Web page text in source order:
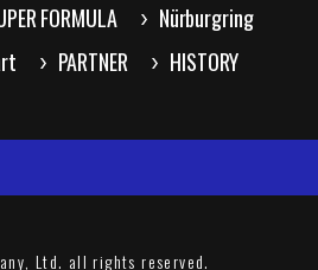
FORMULA
Nürburgring
PARTNER
HISTORY
Ltd. all rights reserved.